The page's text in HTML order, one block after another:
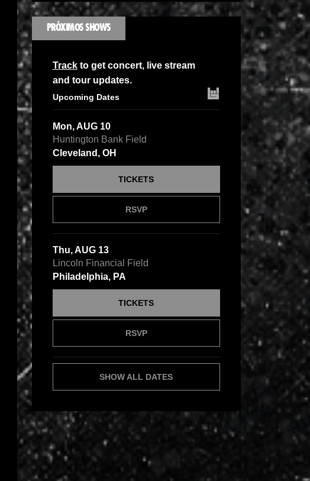
PRÓXIMOS SHOWS
Trackto get concert, live stream
and tour updates.
Upcoming Dates
Mon, AUG 10
Huntington Bank Field
Cleveland, OH
RSVP
TICKETS
Thu, AUG 13
Lincoln Financial Field
Philadelphia, PA
RSVP
TICKETS
SHOW ALL DATES